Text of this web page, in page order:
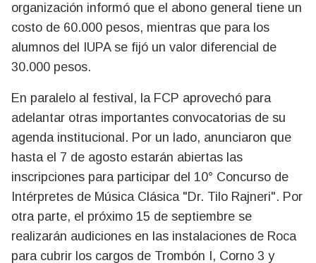
organización informó que el abono general tiene un
costo de 60.000 pesos, mientras que para los
alumnos del IUPA se fijó un valor diferencial de
30.000 pesos.
En paralelo al festival, la FCP aprovechó para
adelantar otras importantes convocatorias de su
agenda institucional. Por un lado, anunciaron que
hasta el 7 de agosto estarán abiertas las
inscripciones para participar del 10° Concurso de
Intérpretes de Música Clásica "Dr. Tilo Rajneri". Por
otra parte, el próximo 15 de septiembre se
realizarán audiciones en las instalaciones de Roca
para cubrir los cargos de Trombón I, Corno 3 y